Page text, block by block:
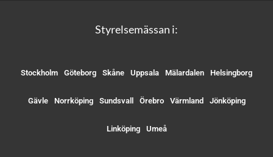
Styrelsemässan i:
Stockholm Göteborg Skåne Uppsala Mälardalen Helsingborg
Gävle Norrköping Sundsvall Örebro Värmland Jönköping
Linköping Umeå